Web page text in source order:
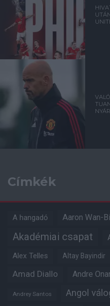
Címkék
A hangadó Aaron Wan-
Akadémiai csapat
Alex Telles Altay Bayindir
Amad Diallo Andre
Andrey Santos Angol